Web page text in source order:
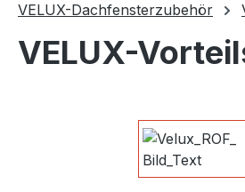
VELUX-Dachfensterzubehör
VELUX-
Bildergalerie überspringen